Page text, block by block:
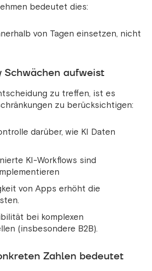
bedeutet dies:
von Tagen einsetzen, nicht
Schwächen aufweist
zu treffen, ist es
zu berücksichtigen:
darüber, wie KI Daten
KI-Workflows sind
von Apps erhöht die
bei komplexen
(insbesondere B2B).
Zahlen bedeutet